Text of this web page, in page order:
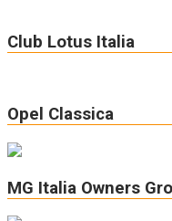
Club Lotus Italia
Opel Classica
MG Italia Owners